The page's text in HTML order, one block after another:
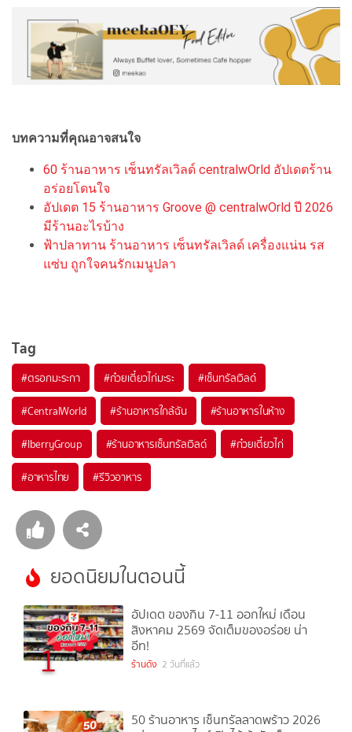
บทความที่คุณอาจสนใจ
60 ร้านอาหาร เซ็นทรัลเวิลด์ centralwOrld อัปเดตร้าน
อร่อยโดนใจ
อัปเดต 15 ร้านอาหาร Groove @ centralwOrld ปี 2026
มีร้านอะไรบ้าง
ฟ้าปลาทาน ร้านอาหาร เซ็นทรัลเวิลด์ เครื่องแน่น รส
แซ่บ ถูกใจคนรักเมนูปลา
Tag
#ตรอกมะระกา #ก๋วยเตี๋ยวไก่มะระ #เซ็นทรัลเวิลด์
#CentralWorld #ร้านอาหารใกล้ฉัน #ร้านอาหารในห้าง
#IberryGroup #ร้านอาหารเซ็นทรัลเวิลด์ #ก๋วยเตี๋ยวไก่
#อาหารไทย #รีวิวอาหาร
ยอดนิยมในตอนนี้
1
อัปเดต ของกิน 7-11 ออกใหม่ เดือน
สิงหาคม 2569 จัดเต็มของอร่อย น่า
อีท!
ร้านดัง 2 วันที่แล้ว
50 ร้านอาหาร เซ็นทรัลลาดพร้าว 2026